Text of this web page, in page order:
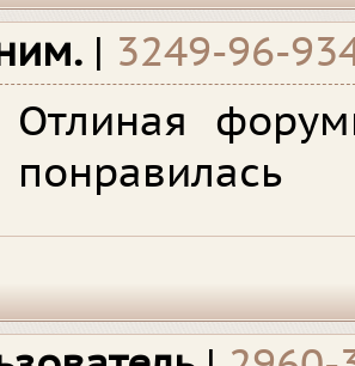
| 3249-96-
Отлиная
понравилась